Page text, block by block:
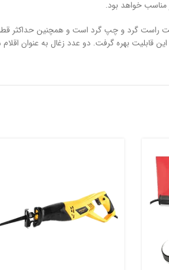
قابلیت بهره گرفت. دو عدد زغال به عنوان